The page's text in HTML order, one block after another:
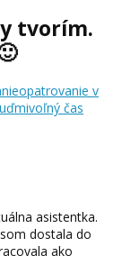
tvorím.
opatrovanie v
voľný čas
asistentka.
dostala do
ako